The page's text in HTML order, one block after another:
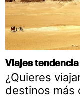
Viajes
¿Quieres
destinos más